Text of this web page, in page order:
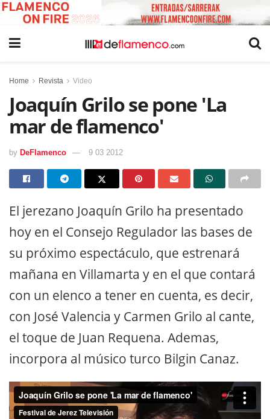
Home Revista Video
Joaquín Grilo se pone 'La
mar de flamenco'
by DeFlamenco 9 03 2012
El jerezano Joaquín Grilo ha presentado
hoy en el Consejo Regulador las bases de
su próximo espectáculo, que estrenará
mañana en Villamarta y en el que contará
con un elenco a tener en cuenta, es decir,
con José Valencia y Carmen Grilo al cante,
el toque de Juan Requena. Ademas,
incorpora al músico turco Bilgin Canaz.